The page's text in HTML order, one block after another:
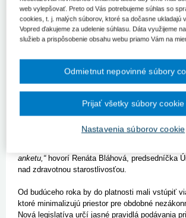
Ministerstvo zdravotníctva predstavilo pravidlá
využívanie zdravotných odvodov. Jednou zo
rámci novej legislatívy je stransparentnenie
prepoisťovania. Súčasné nastavenie sa v praxi
dohľad nad zdravotnou starostlivosťou.
„Poistenci v podaniach často uvádzajú, že k
poisťovne došlo bez ich vedomia, namietajú, že
Prípadne, že zo strany osôb, ktoré s nimi
poskytnuté zavádzajúce až nepravdivé
anketu,“ hovorí Renáta Bláhová, predsedníčka
nad zdravotnou starostlivosťou.
Od budúceho roka by do platnosti mali vstúpiť
ktoré minimalizujú priestor pre obdobné
Nová legislatíva určí jasné pravidlá podávania
web vylepšovať. Preto od Vás potrebujeme súhlas so
cookies, t. j. malých súborov, ktoré sa dočasne ukladajú
Vopred ďakujeme za udelenie súhlasu. Dáta využijeme
služieb a prispôsobenie obsahu webu priamo Vám na
Nastavenia súborov cookie
Odmietnut nepovinné súbory
Prijať všetky súbory cookie